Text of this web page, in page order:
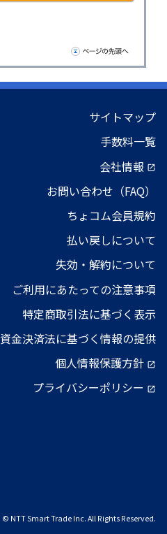
© NTT Smart Trade Inc. All Rights Reserved.
サイトマップ
手数料一覧
会社情報 open_in_new
お問い合わせ（FAQ）
ちょコム会員規約
払い戻しについて
失効・解約について
ご利用にあたっての注意事項
特定商取引法に基づく表示
資金決済法に基づく情報の提供
個人情報保護方針 open_in_new
プライバシーポリシー open_in_new